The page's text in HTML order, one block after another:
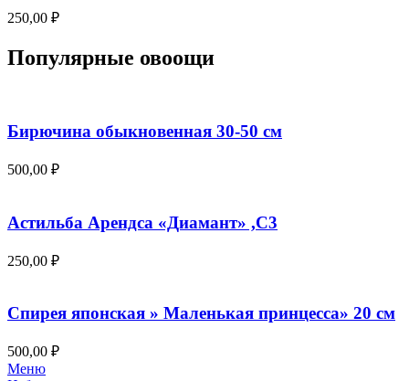
250,00 ₽
Популярные овоощи
Бирючина обыкновенная 30-50 см
500,00 ₽
Астильба Арендса «Диамант» ,С3
250,00 ₽
Спирея японская » Маленькая принцесса» 20 см
500,00 ₽
Меню